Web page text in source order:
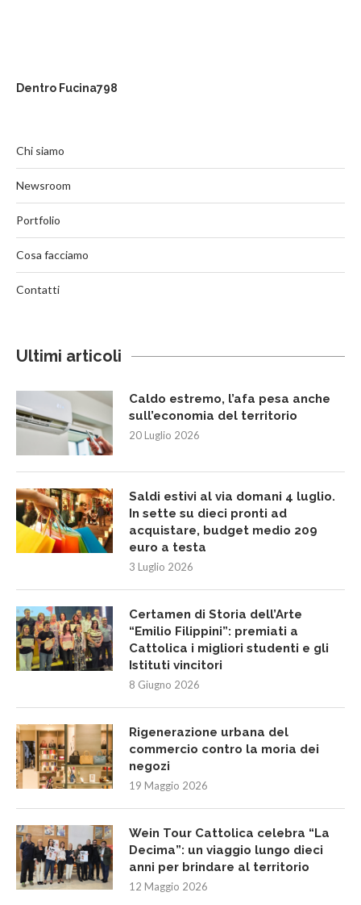
Dentro Fucina798
Chi siamo
Newsroom
Portfolio
Cosa facciamo
Contatti
Ultimi articoli
Caldo estremo, l’afa pesa anche
sull’economia del territorio
20 Luglio 2026
Saldi estivi al via domani 4 luglio.
In sette su dieci pronti ad
acquistare, budget medio 209
euro a testa
3 Luglio 2026
Certamen di Storia dell’Arte
“Emilio Filippini”: premiati a
Cattolica i migliori studenti e gli
Istituti vincitori
8 Giugno 2026
Rigenerazione urbana del
commercio contro la moria dei
negozi
19 Maggio 2026
Wein Tour Cattolica celebra “La
Decima”: un viaggio lungo dieci
anni per brindare al territorio
12 Maggio 2026